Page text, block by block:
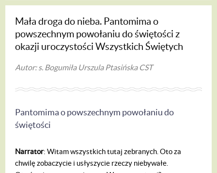
Mała droga do nieba. Pantomima o
powszechnym powołaniu do świętości z
okazji uroczystości Wszystkich Świętych
Autor: s. Bogumiła Urszula Ptasińska CST
Pantomima o powszechnym powołaniu do
świętości
Narrator: Witam wszystkich tutaj zebranych. Oto za
chwilę zobaczycie i usłyszycie rzeczy niebywałe.